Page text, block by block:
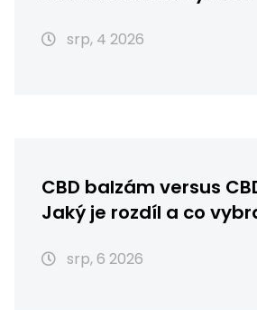
srp, 4 2026
CBD balzám versus
Jaký je rozdíl a co
srp, 6 2026